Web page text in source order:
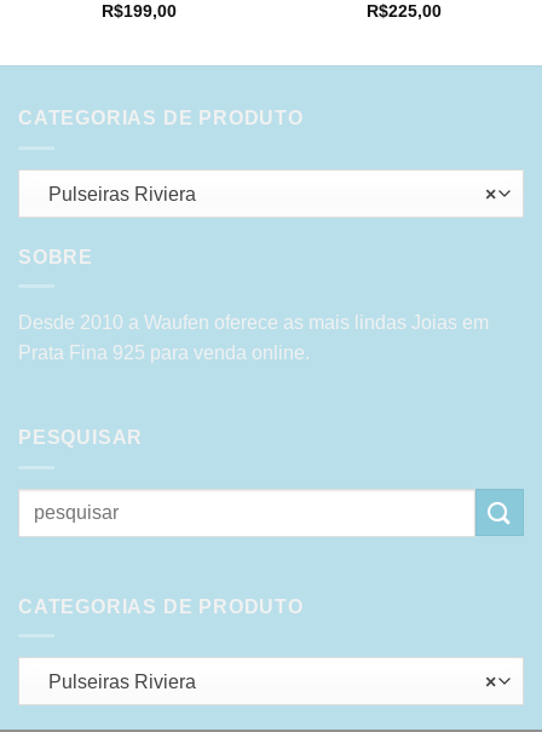
R$199,00
R$225,00
CATEGORIAS DE PRODUTO
×
Pulseiras Riviera
SOBRE
Desde 2010 a Waufen oferece as mais lindas Joias em
Prata Fina 925 para venda online.
PESQUISAR
Pesquisar
por:
CATEGORIAS DE PRODUTO
×
Pulseiras Riviera